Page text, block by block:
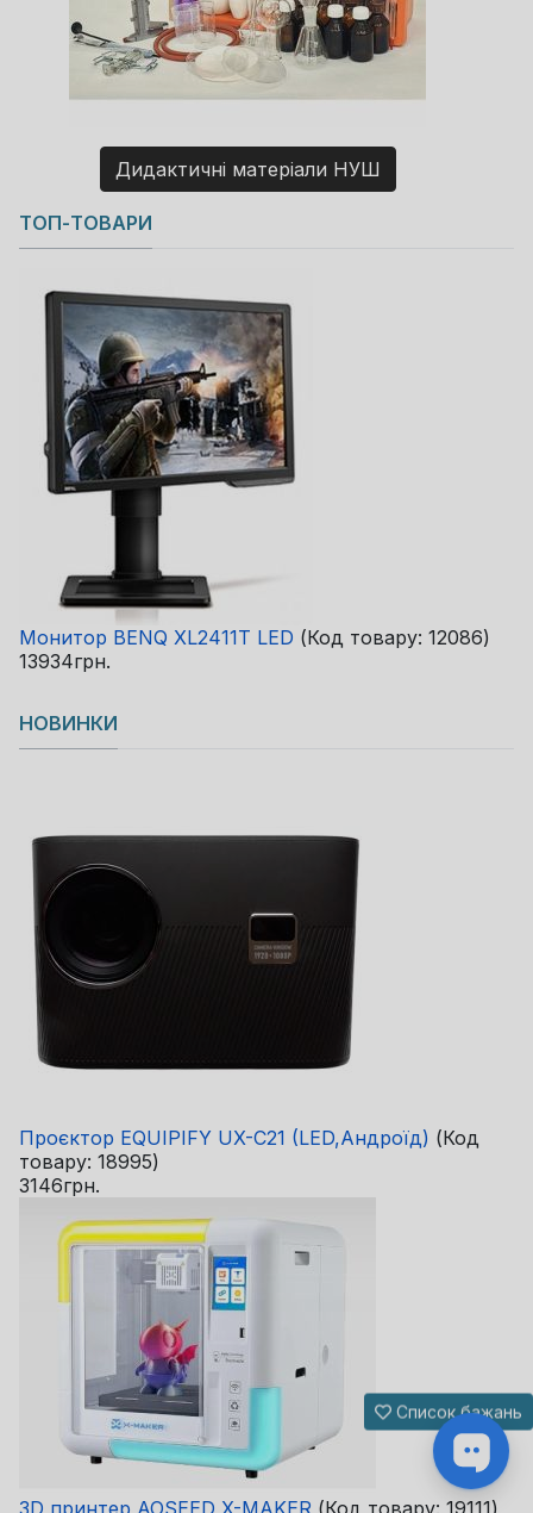
Дидактичні матеріали НУШ
Copyright MAXXmarketing GmbH
JoomShopping Download & Support
ТОП-ТОВАРИ
Монитор BENQ XL2411T LED (Код товару: 12086)
13934грн.
НОВИНКИ
Проєктор EQUIPIFY UX-C21 (LED,Андроїд) (Код
товару: 18995)
3146грн.
3D принтер AOSEED X-MAKER (Код товару: 19111)
Список бажань